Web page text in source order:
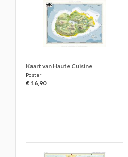
Kaart van Haute Cuisine
Poster
€ 16,90